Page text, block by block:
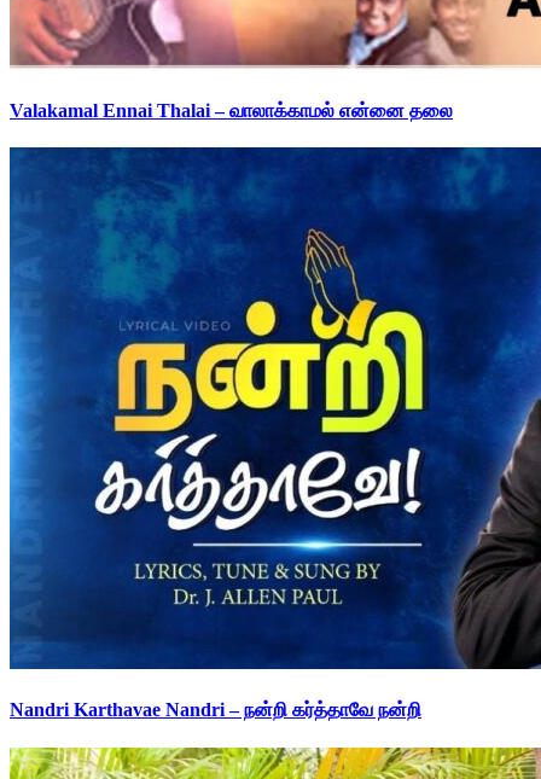
Valakamal Ennai Thalai – வாலாக்காமல் என்னை தலை
Nandri Karthavae Nandri – நன்றி கர்த்தாவே நன்றி